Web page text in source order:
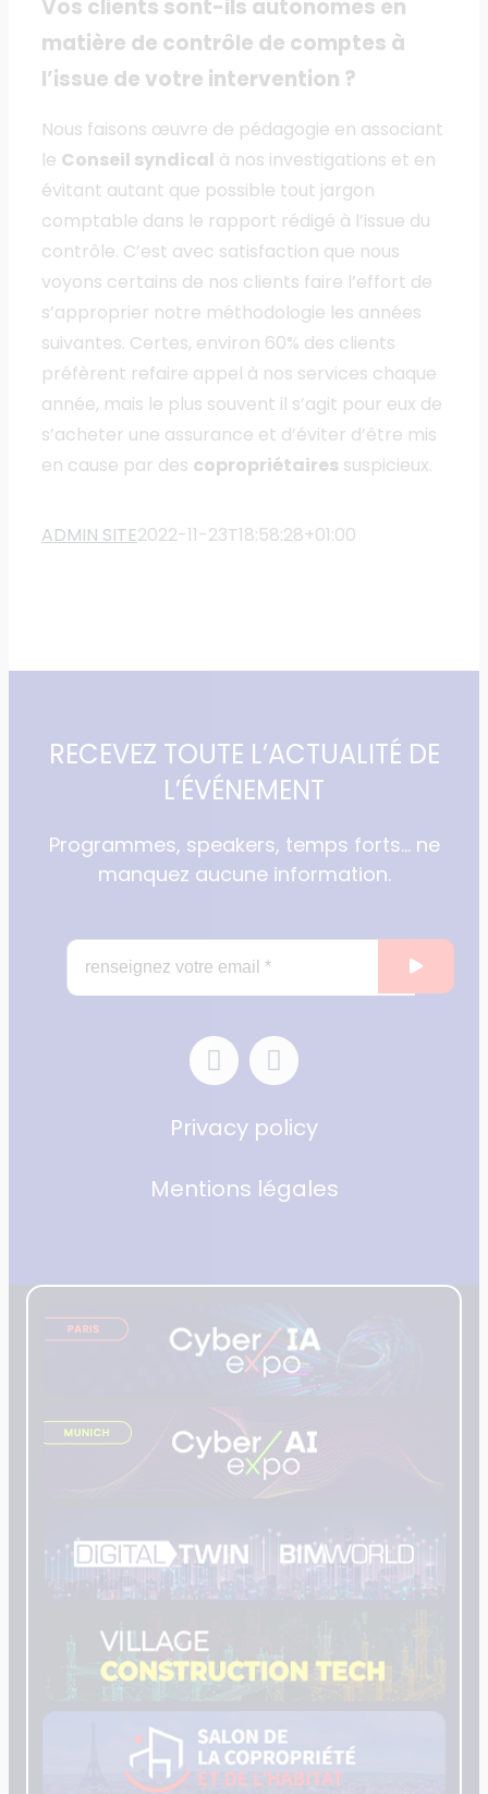
Vos clients sont-ils autonomes en
matière de contrôle de comptes à
l’issue de votre intervention ?
Nous faisons œuvre de pédagogie en associant
le Conseil syndical à nos investigations et en
évitant autant que possible tout jargon
comptable dans le rapport rédigé à l’issue du
contrôle. C’est avec satisfaction que nous
voyons certains de nos clients faire l’effort de
s’approprier notre méthodologie les années
suivantes. Certes, environ 60% des clients
préfèrent refaire appel à nos services chaque
année, mais le plus souvent il s’agit pour eux de
s’acheter une assurance et d’éviter d’être mis
en cause par des copropriétairessuspicieux.
ADMIN SITE2022-11-23T18:58:28+01:00
RECEVEZ TOUTE L’ACTUALITÉ DE
L’ÉVÉNEMENT
Programmes, speakers, temps forts… ne
manquez aucune information.
Privacy policy
Mentions légales